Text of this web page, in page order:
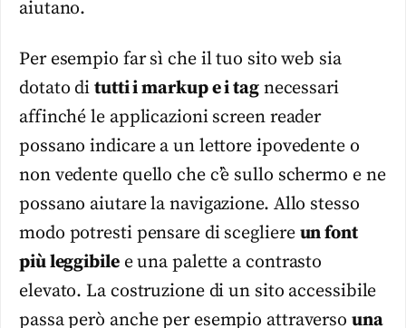
aiutano.
Per esempio far sì che il tuo sito web sia
dotato ditutti i markup e i tagnecessari
affinché le applicazioni screen reader
possano indicare a un lettore ipovedente o
non vedente quello che c’è sullo schermo e ne
possano aiutare la navigazione. Allo stesso
modo potresti pensare di scegliere un font
più leggibilee una palette a contrasto
elevato. La costruzione di un sito accessibile
passa però anche per esempio attraverso una